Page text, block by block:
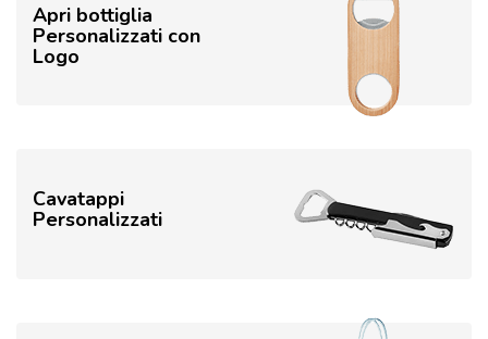
Apri bottiglia
Personalizzati con
Logo
Cavatappi
Personalizzati